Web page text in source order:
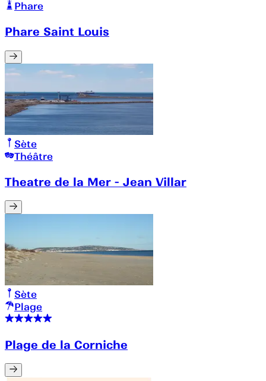
Phare
Phare Saint Louis
Sète
Théâtre
Theatre de la Mer - Jean Villar
Sète
Plage
Plage de la Corniche